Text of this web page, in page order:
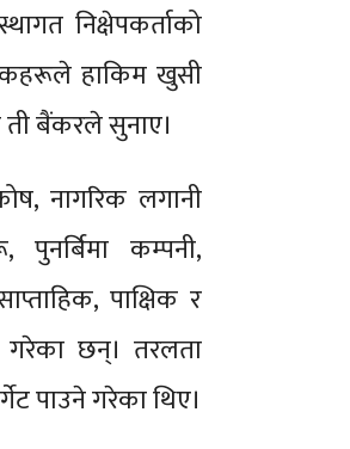
निक्षेपकर्ताको
हाकिम खुसी
ती बैंकरले सुनाए।
नागरिक लगानी
कम्पनी,
पाक्षिक र
गरेका छन्। तरलता
पाउने गरेका थिए।